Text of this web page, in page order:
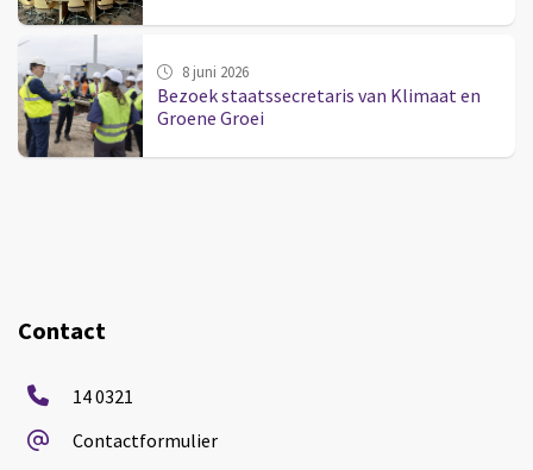
Bezoek staatssecretaris van Klimaat en
Groene Groei
8 juni 2026
Contact
14 0321
Contactformulier